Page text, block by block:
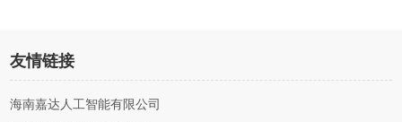
友情链接
海南嘉达人工智能有限公司